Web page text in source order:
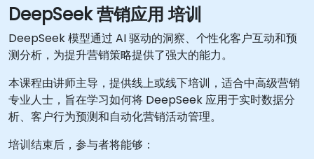
DeepSeek 营销应用 培训
DeepSeek 模型通过 AI 驱动的洞察、个性化客户互动和预
测分析，为提升营销策略提供了强大的能力。
本课程由讲师主导，提供线上或线下培训，适合中高级营销
专业人士，旨在学习如何将 DeepSeek 应用于实时数据分
析、客户行为预测和自动化营销活动管理。
培训结束后，参与者将能够：